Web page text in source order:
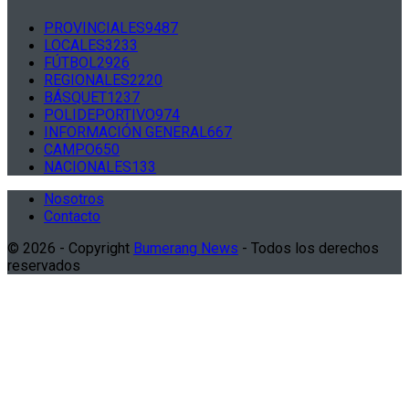
PROVINCIALES9487
LOCALES3233
FÚTBOL2926
REGIONALES2220
BÁSQUET1237
POLIDEPORTIVO974
INFORMACIÓN GENERAL667
CAMPO650
NACIONALES133
Nosotros
Contacto
© 2026 - Copyright Bumerang News - Todos los derechos
reservados